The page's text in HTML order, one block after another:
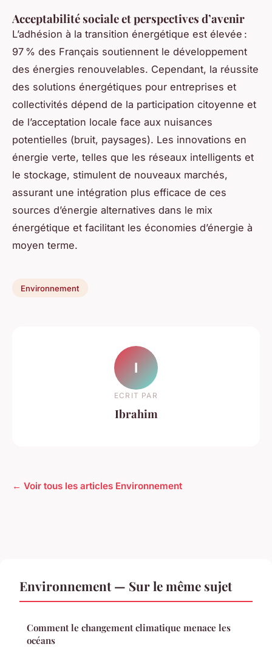
Acceptabilité sociale et perspectives d’avenir
L’adhésion à la transition énergétique est élevée :
97 % des Français soutiennent le développement
des énergies renouvelables. Cependant, la réussite
des solutions énergétiques pour entreprises et
collectivités dépend de la participation citoyenne et
de l’acceptation locale face aux nuisances
potentielles (bruit, paysages). Les innovations en
énergie verte, telles que les réseaux intelligents et
le stockage, stimulent de nouveaux marchés,
assurant une intégration plus efficace de ces
sources d’énergie alternatives dans le mix
énergétique et facilitant les économies d’énergie à
moyen terme.
Environnement
I
ECRIT PAR
Ibrahim
← Voir tous les articles Environnement
Environnement — Sur le même sujet
Comment le changement climatique menace les
océans